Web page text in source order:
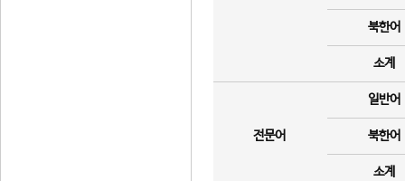
북한어
소계
전문어
일반어
북한어
소계